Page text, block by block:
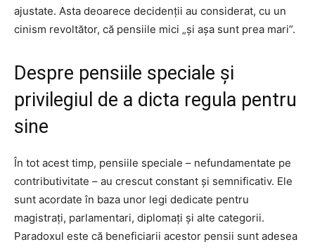
ajustate. Asta deoarece decidenții au considerat, cu un
cinism revoltător, că pensiile mici „și așa sunt prea mari”.
Despre pensiile speciale și
privilegiul de a dicta regula pentru
sine
În tot acest timp, pensiile speciale – nefundamentate pe
contributivitate – au crescut constant și semnificativ. Ele
sunt acordate în baza unor legi dedicate pentru
magistrați, parlamentari, diplomați și alte categorii.
Paradoxul este că beneficiarii acestor pensii sunt adesea